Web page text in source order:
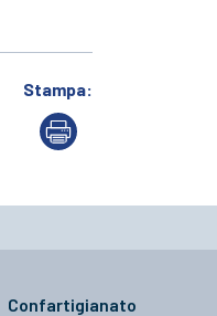
Stampa:
Confartigianato